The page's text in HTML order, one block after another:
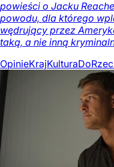
powieści o Jacku
powodu, dla którego
wędrujący przez
taką, a nie inną
OpinieKrajKultura